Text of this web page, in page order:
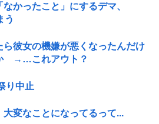
なかったこと」にするデマ、
う
ら彼女の機嫌が悪くなったんだけ
→…これアウト？
り中止
大変なことになってるって...